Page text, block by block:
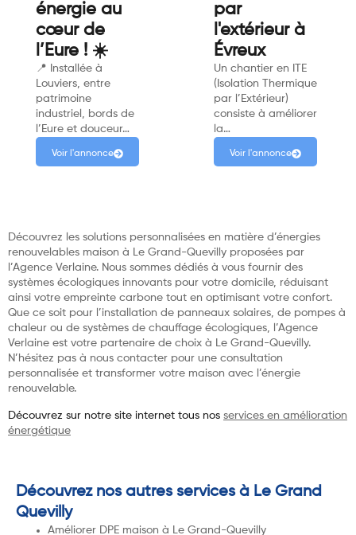
énergie au
cœur de
l’Eure ! ☀️
📍 Installée à
Louviers, entre
patrimoine
industriel, bords de
l’Eure et douceur…
Voir l'annonce
par
l'extérieur à
Évreux
Un chantier en ITE
(Isolation Thermique
par l’Extérieur)
consiste à améliorer
la…
Voir l'annonce
Découvrez les solutions personnalisées en matière d’énergies
renouvelables maison à Le Grand-Quevilly proposées par
l’Agence Verlaine. Nous sommes dédiés à vous fournir des
systèmes écologiques innovants pour votre domicile, réduisant
ainsi votre empreinte carbone tout en optimisant votre confort.
Que ce soit pour l’installation de panneaux solaires, de pompes à
chaleur ou de systèmes de chauffage écologiques, l’Agence
Verlaine est votre partenaire de choix à Le Grand-Quevilly.
N’hésitez pas à nous contacter pour une consultation
personnalisée et transformer votre maison avec l’énergie
renouvelable.
Découvrez sur notre site internet tous nos services en amélioration
énergétique
Découvrez nos autres services à Le Grand
Quevilly
Améliorer DPE maison à Le Grand-Quevilly